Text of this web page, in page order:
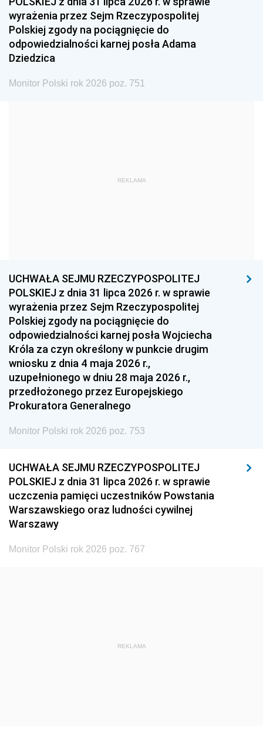
1993 1992 1991
1990 1989
1987 1986 1985
1968
1954 1953 1952
1951 1950 1949
1948 1947
1939 1938 1937
1936 1930
wyrażenia przez Sejm Rzeczypospolitej
Polskiej zgody na pociągnięcie do
odpowiedzialności karnej posła Adama
Dziedzica
Monitor Polski rok 2026 poz. 751
REKLAMA
UCHWAŁA SEJMU RZECZYPOSPOLITEJ
POLSKIEJ z dnia 31 lipca 2026 r. w sprawie
wyrażenia przez Sejm Rzeczypospolitej
Polskiej zgody na pociągnięcie do
odpowiedzialności karnej posła Wojciecha
Króla za czyn określony w punkcie drugim
wniosku z dnia 4 maja 2026 r.,
uzupełnionego w dniu 28 maja 2026 r.,
przedłożonego przez Europejskiego
Prokuratora Generalnego
Monitor Polski rok 2026 poz. 753
UCHWAŁA SEJMU RZECZYPOSPOLITEJ
POLSKIEJ z dnia 31 lipca 2026 r. w sprawie
uczczenia pamięci uczestników Powstania
Warszawskiego oraz ludności cywilnej
Warszawy
Monitor Polski rok 2026 poz. 767
REKLAMA